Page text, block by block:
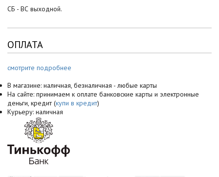
СБ - ВС выходной.
ОПЛАТА
смотрите подробнее
В магазине: наличная, безналичная - любые карты
На сайте: принимаем к оплате банковские карты и электронные
деньги, кредит (купи в кредит)
Курьеру: наличная